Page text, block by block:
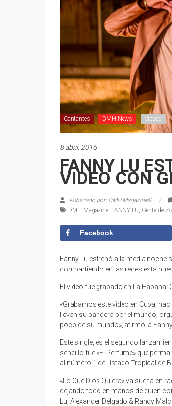
Cantantes DMH News Videos
8 abril, 2016
FANNY LU
VIDEO CON
Publicado por: DMH Magazine®
DMH Magazine, FANNY LU, Gente de
Facebook
Fanny Lu estrenó a la media noche
compartiendo en las redes esta
El video fue grabado en La Habana,
«Grabamos este video en Cuba,
llevan su bandera por el mundo,
poco de su mundo», afirmó la
Este single, es el segundo
sencillo fue «El Perfume» que
al número 1 del listado Tropical de
«Lo Que Dios Quiera» ya suena en
dejando todo en manos de quien
Lu, Alexander Delgado & Randy